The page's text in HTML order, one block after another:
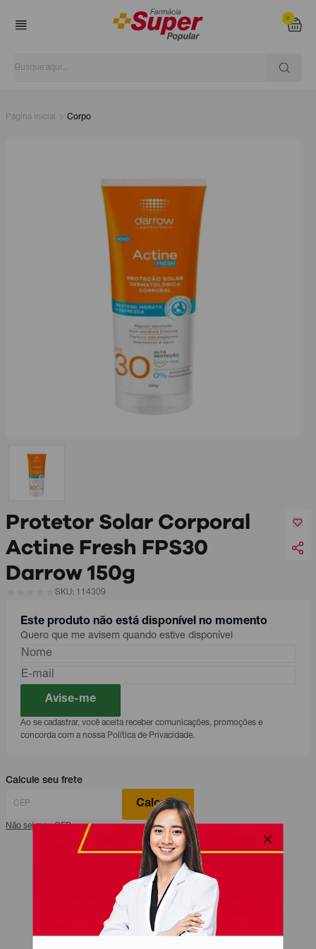
0
Página inicial Corpo
Protetor Solar Corporal
Actine Fresh FPS30
Darrow 150g
SKU: 114309
Este produto não está disponível no momento
Quero que me avisem quando estive disponível
Avise-me
Ao se cadastrar, você aceita receber comunicações, promoções e
concorda com a nossa Política de Privacidade.
Calcule seu frete
Calcular
Não sei meu CEP